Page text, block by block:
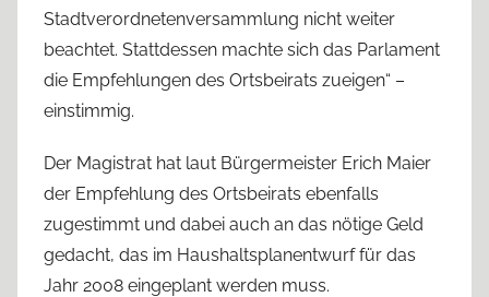
Stadtverordnetenversammlung nicht weiter
beachtet. Stattdessen machte sich das Parlament
die Empfehlungen des Ortsbeirats zueigen“ –
einstimmig.
Der Magistrat hat laut Bürgermeister Erich Maier
der Empfehlung des Ortsbeirats ebenfalls
zugestimmt und dabei auch an das nötige Geld
gedacht, das im Haushaltsplanentwurf für das
Jahr 2008 eingeplant werden muss.